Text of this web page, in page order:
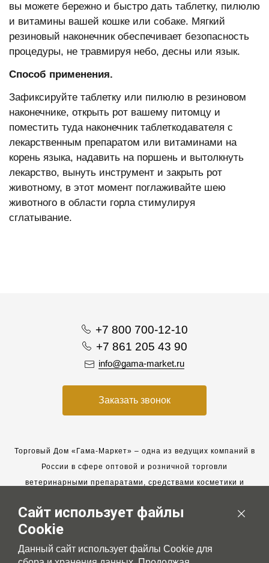
вы можете бережно и быстро дать таблетку, пилюлю
и витамины вашей кошке или собаке. Мягкий
резиновый наконечник обеспечивает безопасность
процедуры, не травмируя небо, десны или язык.
Способ применения.
Зафиксируйте таблетку или пилюлю в резиновом
наконечнике, открыть рот вашему питомцу и
поместить туда наконечник таблеткодавателя с
лекарственным препаратом или витаминами на
корень языка, надавить на поршень и вытолкнуть
лекарство, вынуть инструмент и закрыть рот
животному, в этот момент поглаживайте шею
животного в области горла стимулируя
сглатывание.
+7 800 700-12-10
+7 861 205 43 90
info@gama-market.ru
Заказать звонок
Торговый Дом «Гама-Маркет» – одна из ведущих компаний в
России в сфере оптовой и розничной торговли
ветеринарными препаратами, средствами косметики и
Мы работаем с 2005 года. Мы приглашаем к сотрудничеству
новых клиентов и всегда рассчитываем на взаимовыгодные,
долгосрочные партнерские отношения.
Сайт использует файлы
Cookie
Данный сайт использует файлы Cookie для